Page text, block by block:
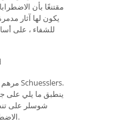
مقتنعًا بأن
للشفاء ، على
ينطبق ما يلي على
شوسلر على
الاضطرابات الوظيفية في خلايا الجسم.